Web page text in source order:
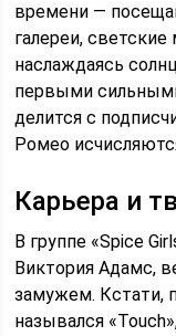
времени —
галереи,
наслаждаясь
первыми
делится с
Ромео
Карьера и
В группе «Spice
Виктория Адамс,
замужем. Кстати,
назывался